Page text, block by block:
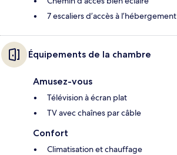
7 escaliers d’accès à l’hébergement
Équipements de la chambre
Amusez-vous
Télévision à écran plat
TV avec chaînes par câble
Confort
Climatisation et chauffage